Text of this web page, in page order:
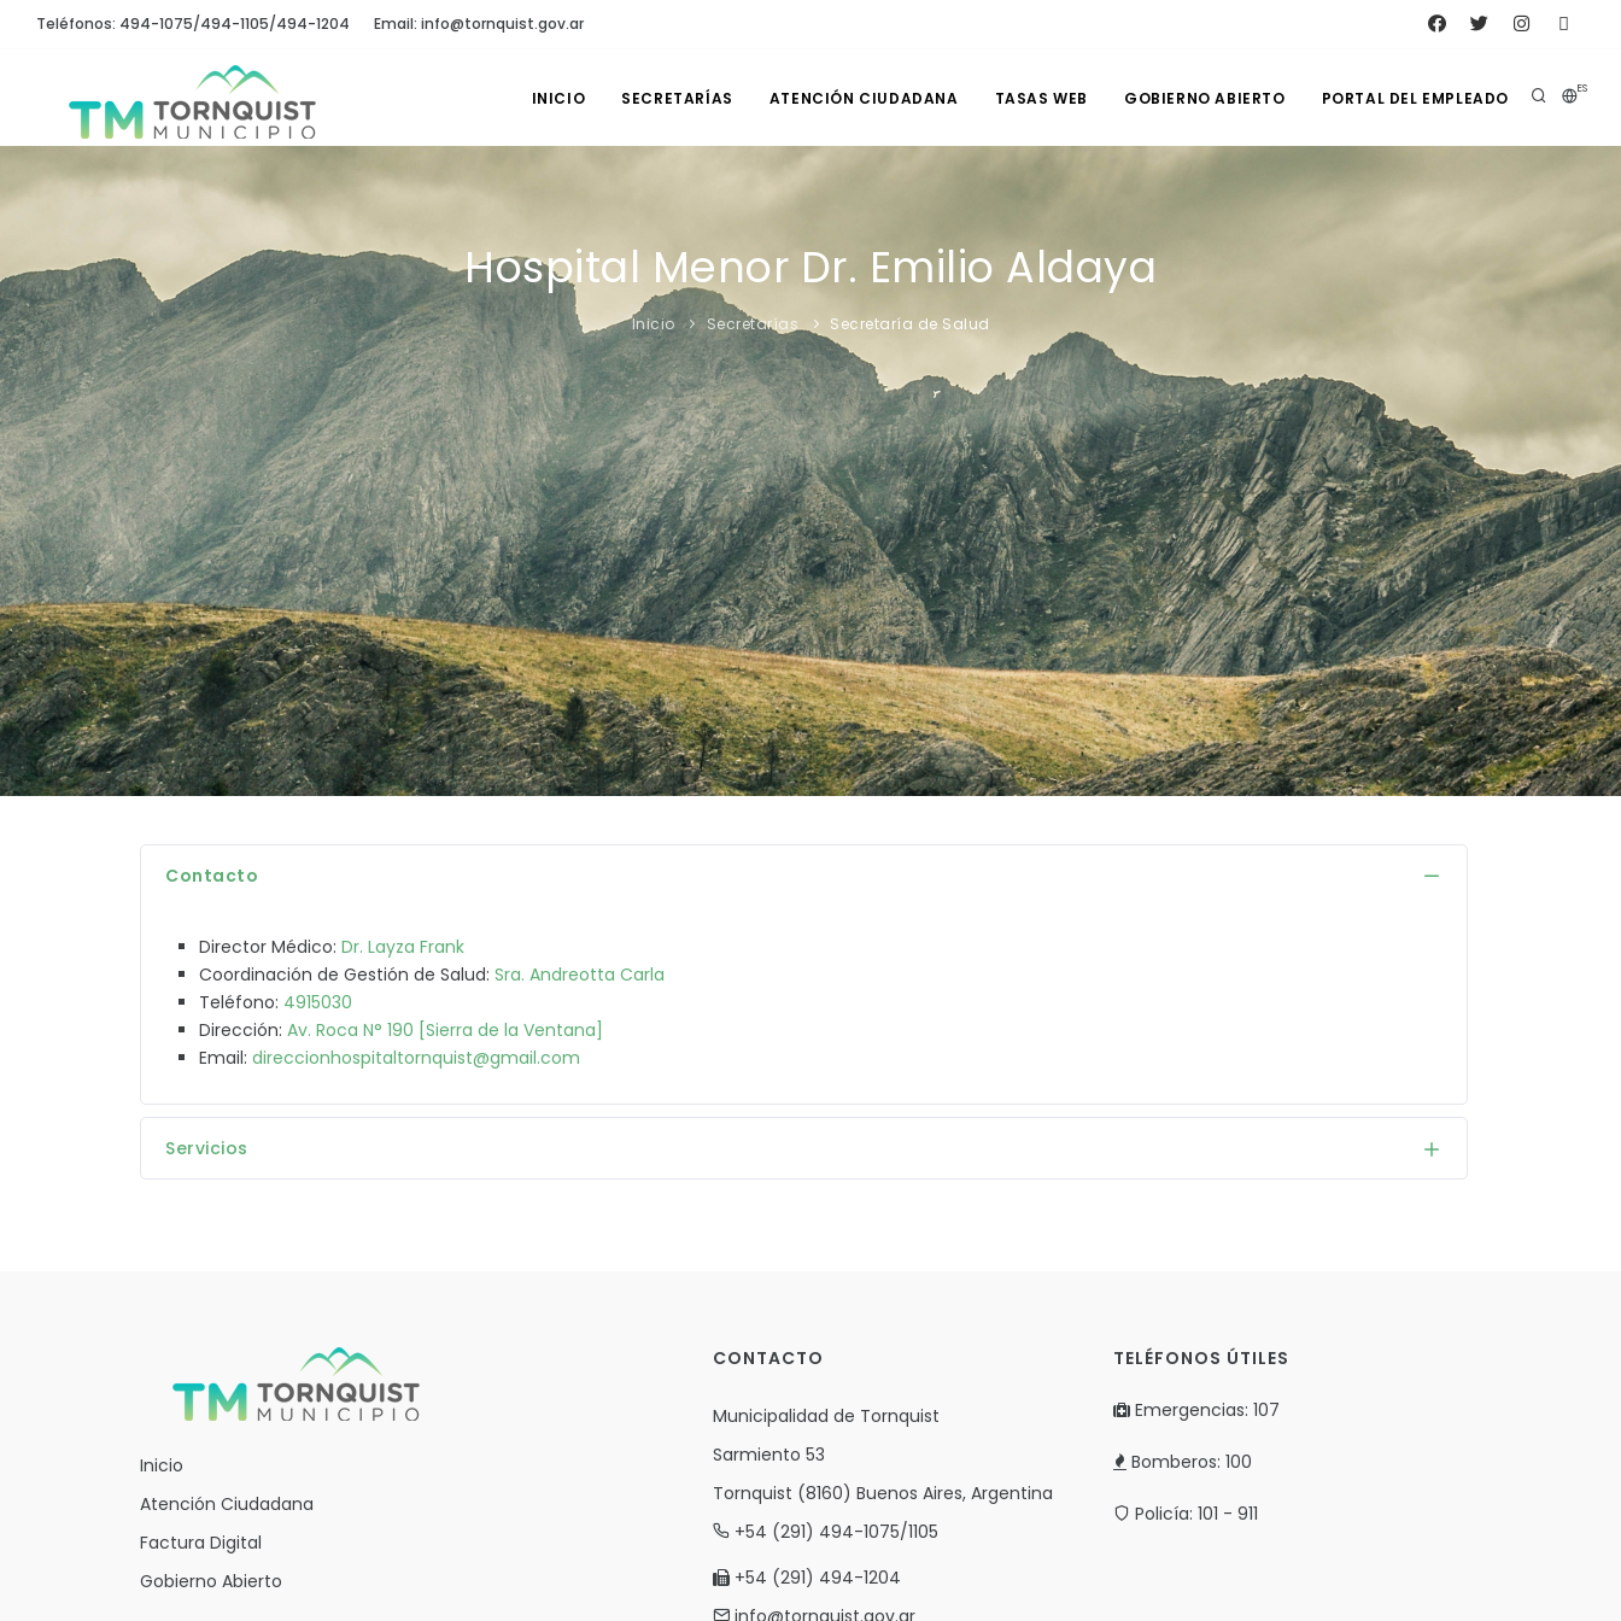
Teléfonos: 494-1075/494-1105/494-1204 Email: info@tornquist.gov.ar
ES
INICIO SECRETARÍAS ATENCIÓN CIUDADANA TASAS WEB GOBIERNO ABIERTO PORTAL DEL EMPLEADO
Hospital Menor Dr. Emilio Aldaya
Inicio Secretarías Secretaría de Salud
Contacto
Director Médico: Dr. Layza Frank
Coordinación de Gestión de Salud: Sra. Andreotta Carla
Teléfono: 4915030
Dirección: Av. Roca N° 190 [Sierra de la Ventana]
Email: direccionhospitaltornquist@gmail.com
Servicios
Inicio
Atención Ciudadana
Factura Digital
Gobierno Abierto
CONTACTO
Municipalidad de Tornquist
Sarmiento 53
Tornquist (8160) Buenos Aires, Argentina
+54 (291) 494-1075/1105
+54 (291) 494-1204
info@tornquist.gov.ar
TELÉFONOS ÚTILES
Emergencias: 107
Bomberos: 100
Policía: 101 - 911